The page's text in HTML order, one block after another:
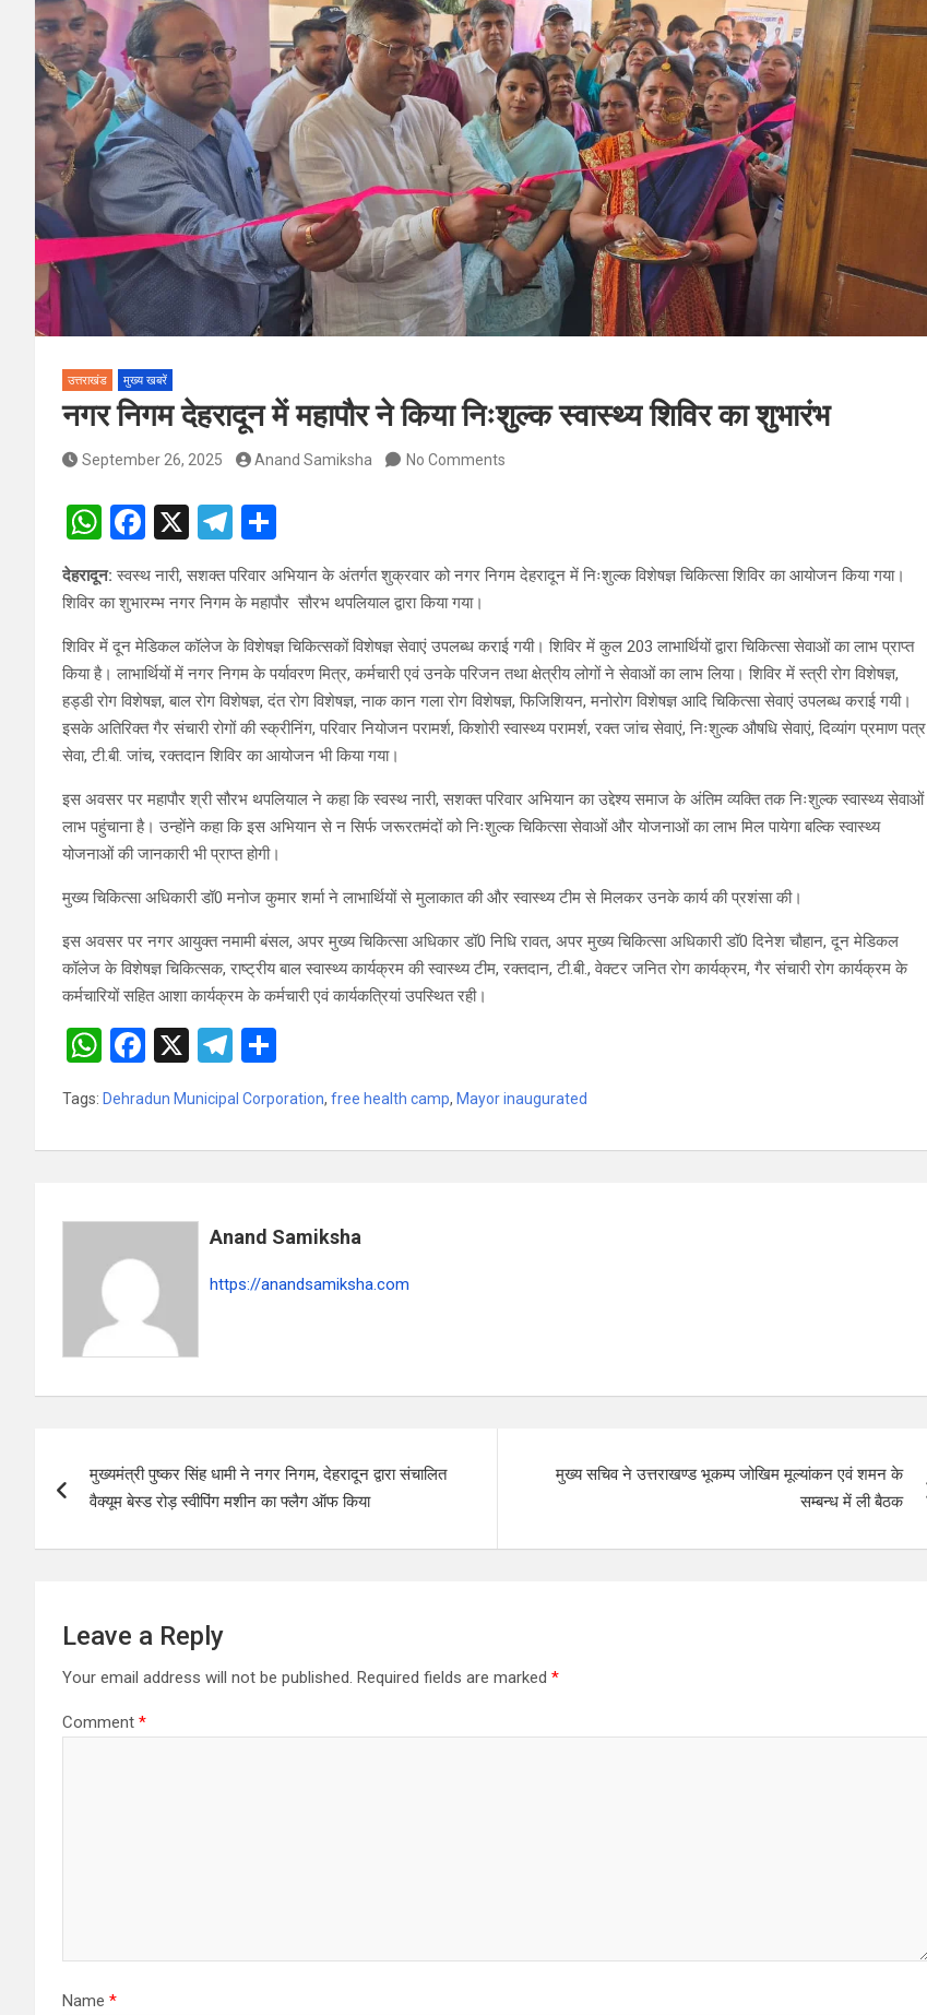
उत्तराखंड मुख्य खबरें
नगर निगम देहरादून में महापौर ने किया निःशुल्क स्वास्थ्य शिविर का शुभारंभ
September 26, 2025 Anand Samiksha No Comments
W
at
s
A
p
p
F
ce
b
o
o
k
X
T
el
e
gr
a
m
h
ar
e
देहरादून: स्वस्थ नारी, सशक्त परिवार अभियान के अंतर्गत शुक्रवार को नगर निगम देहरादून में निःशुल्क विशेषज्ञ चिकित्सा शिविर का आयोजन किया गया।
शिविर का शुभारम्भ नगर निगम के महापौर सौरभ थपलियाल द्वारा किया गया।
शिविर में दून मेडिकल कॉलेज के विशेषज्ञ चिकित्सकों विशेषज्ञ सेवाएं उपलब्ध कराई गयी। शिविर में कुल 203 लाभार्थियों द्वारा चिकित्सा सेवाओं का लाभ प्राप्त
किया है। लाभार्थियों में नगर निगम के पर्यावरण मित्र, कर्मचारी एवं उनके परिजन तथा क्षेत्रीय लोगों ने सेवाओं का लाभ लिया। शिविर में स्त्री रोग विशेषज्ञ,
हड्डी रोग विशेषज्ञ, बाल रोग विशेषज्ञ, दंत रोग विशेषज्ञ, नाक कान गला रोग विशेषज्ञ, फिजिशियन, मनोरोग विशेषज्ञ आदि चिकित्सा सेवाएं उपलब्ध कराई गयी।
इसके अतिरिक्त गैर संचारी रोगों की स्क्रीनिंग, परिवार नियोजन परामर्श, किशोरी स्वास्थ्य परामर्श, रक्त जांच सेवाएं, निःशुल्क औषधि सेवाएं, दिव्यांग प्रमाण पत्र
सेवा, टी.बी. जांच, रक्तदान शिविर का आयोजन भी किया गया।
इस अवसर पर महापौर श्री सौरभ थपलियाल ने कहा कि स्वस्थ नारी, सशक्त परिवार अभियान का उद्देश्य समाज के अंतिम व्यक्ति तक निःशुल्क स्वास्थ्य सेवाओं
लाभ पहुंचाना है। उन्होंने कहा कि इस अभियान से न सिर्फ जरूरतमंदों को निःशुल्क चिकित्सा सेवाओं और योजनाओं का लाभ मिल पायेगा बल्कि स्वास्थ्य
योजनाओं की जानकारी भी प्राप्त होगी।
मुख्य चिकित्सा अधिकारी डॉ0 मनोज कुमार शर्मा ने लाभार्थियों से मुलाकात की और स्वास्थ्य टीम से मिलकर उनके कार्य की प्रशंसा की।
इस अवसर पर नगर आयुक्त नमामी बंसल, अपर मुख्य चिकित्सा अधिकार डॉ0 निधि रावत, अपर मुख्य चिकित्सा अधिकारी डॉ0 दिनेश चौहान, दून मेडिकल
कॉलेज के विशेषज्ञ चिकित्सक, राष्ट्रीय बाल स्वास्थ्य कार्यक्रम की स्वास्थ्य टीम, रक्तदान, टी.बी., वेक्टर जनित रोग कार्यक्रम, गैर संचारी रोग कार्यक्रम के
कर्मचारियों सहित आशा कार्यक्रम के कर्मचारी एवं कार्यकत्रियां उपस्थित रही।
W
at
s
p
p
F
ce
b
o
k
X
T
e
gr
ar
e
Tags: Dehradun Municipal Corporation, free health camp, Mayor inaugurated
Anand Samiksha
https://anandsamiksha.com
s
मुख्यमंत्री पुष्कर सिंह धामी ने नगर निगम, देहरादून द्वारा संचालित
वैक्यूम बेस्ड रोड़ स्वीपिंग मशीन का फ्लैग ऑफ किया
मुख्य सचिव ने उत्तराखण्ड भूकम्प जोखिम मूल्यांकन एवं शमन के
सम्बन्ध में ली बैठक
Leave a Reply
Your email address will not be published. Required fields are marked *
Comment *
Name *